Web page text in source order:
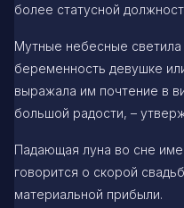
более статусной
Мутные небесные
беременность девушке
выражала им почтение в
большой радости, –
Падающая луна во сне
говорится о скорой
материальной прибыли.